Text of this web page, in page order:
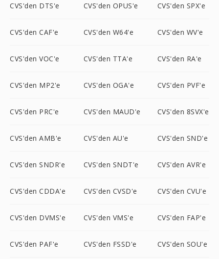
CVS'den DTS'e CVS'den OPUS'e CVS'den SPX'e
CVS'den CAF'e CVS'den W64'e CVS'den WV'e
CVS'den VOC'e CVS'den TTA'e CVS'den RA'e
CVS'den MP2'e CVS'den OGA'e CVS'den PVF'e
CVS'den PRC'e CVS'den MAUD'e CVS'den 8SVX'e
CVS'den AMB'e CVS'den AU'e CVS'den SND'e
CVS'den SNDR'e CVS'den SNDT'e CVS'den AVR'e
CVS'den CDDA'e CVS'den CVSD'e CVS'den CVU'e
CVS'den DVMS'e CVS'den VMS'e CVS'den FAP'e
CVS'den PAF'e CVS'den FSSD'e CVS'den SOU'e